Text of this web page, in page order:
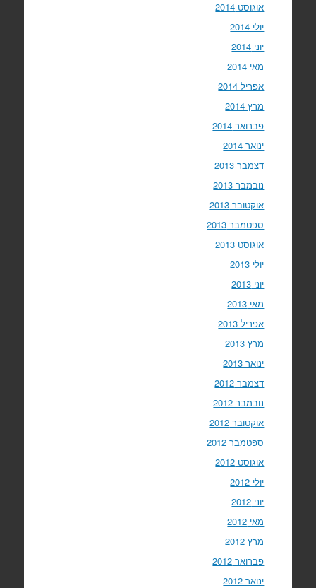
אוגוסט 2014
יולי 2014
יוני 2014
מאי 2014
אפריל 2014
מרץ 2014
פברואר 2014
ינואר 2014
דצמבר 2013
נובמבר 2013
אוקטובר 2013
ספטמבר 2013
אוגוסט 2013
יולי 2013
יוני 2013
מאי 2013
אפריל 2013
מרץ 2013
ינואר 2013
דצמבר 2012
נובמבר 2012
אוקטובר 2012
ספטמבר 2012
אוגוסט 2012
יולי 2012
יוני 2012
מאי 2012
מרץ 2012
פברואר 2012
ינואר 2012